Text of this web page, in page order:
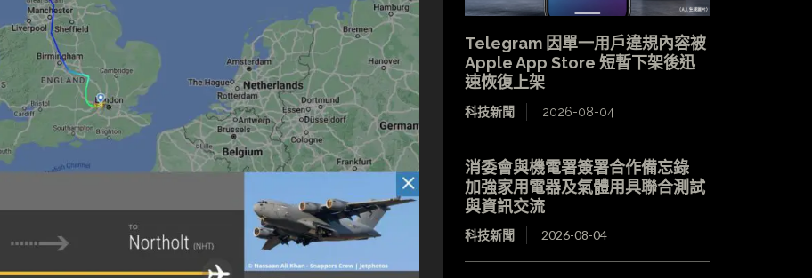
Telegram 因單一用戶違規內容被
Apple App Store 短暫下架後迅
速恢復上架
科技新聞 2026-08-04
消委會與機電署簽署合作備忘錄
加強家用電器及氣體用具聯合測試
與資訊交流
科技新聞 2026-08-04